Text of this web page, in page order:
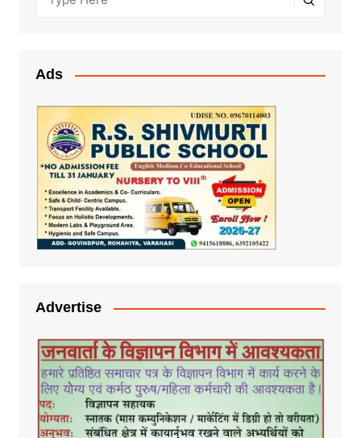
Ads
Advertise